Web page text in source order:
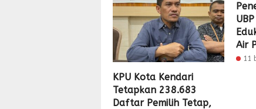
KPU Kota Kendari
Tetapkan 238.683
Daftar Pemilih Tetap,
Air
11